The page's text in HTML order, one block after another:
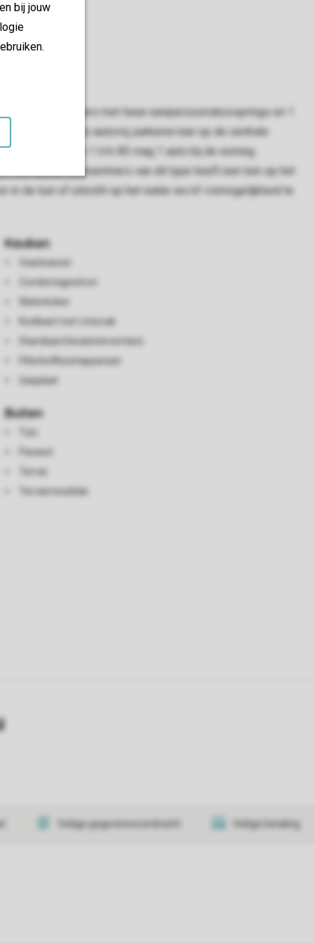
bij jouw
2 slaapkamers met twee eenpersoonsboxsprings en 1
is grotendeels autovrij; parkeren kan op de centrale
Bij bungalows 1 t/m 83 mag 1 auto bij de woning.
een aantal huisnummers van dit type heeft een tuin op het
in de tuin of uitzicht op het water en/of vismogelijkheid te
Keuken
Vaatwasser
Combimagnetron
Waterkoker
Koelkast met vriesvak
Standaard keukeninventaris
Filterkoffiezetapparaat
Gasplaat
Buiten
Tuin
Parasol
Terras
Terrasmeubilair
Veilige gegevensoverdracht Veilige betaling